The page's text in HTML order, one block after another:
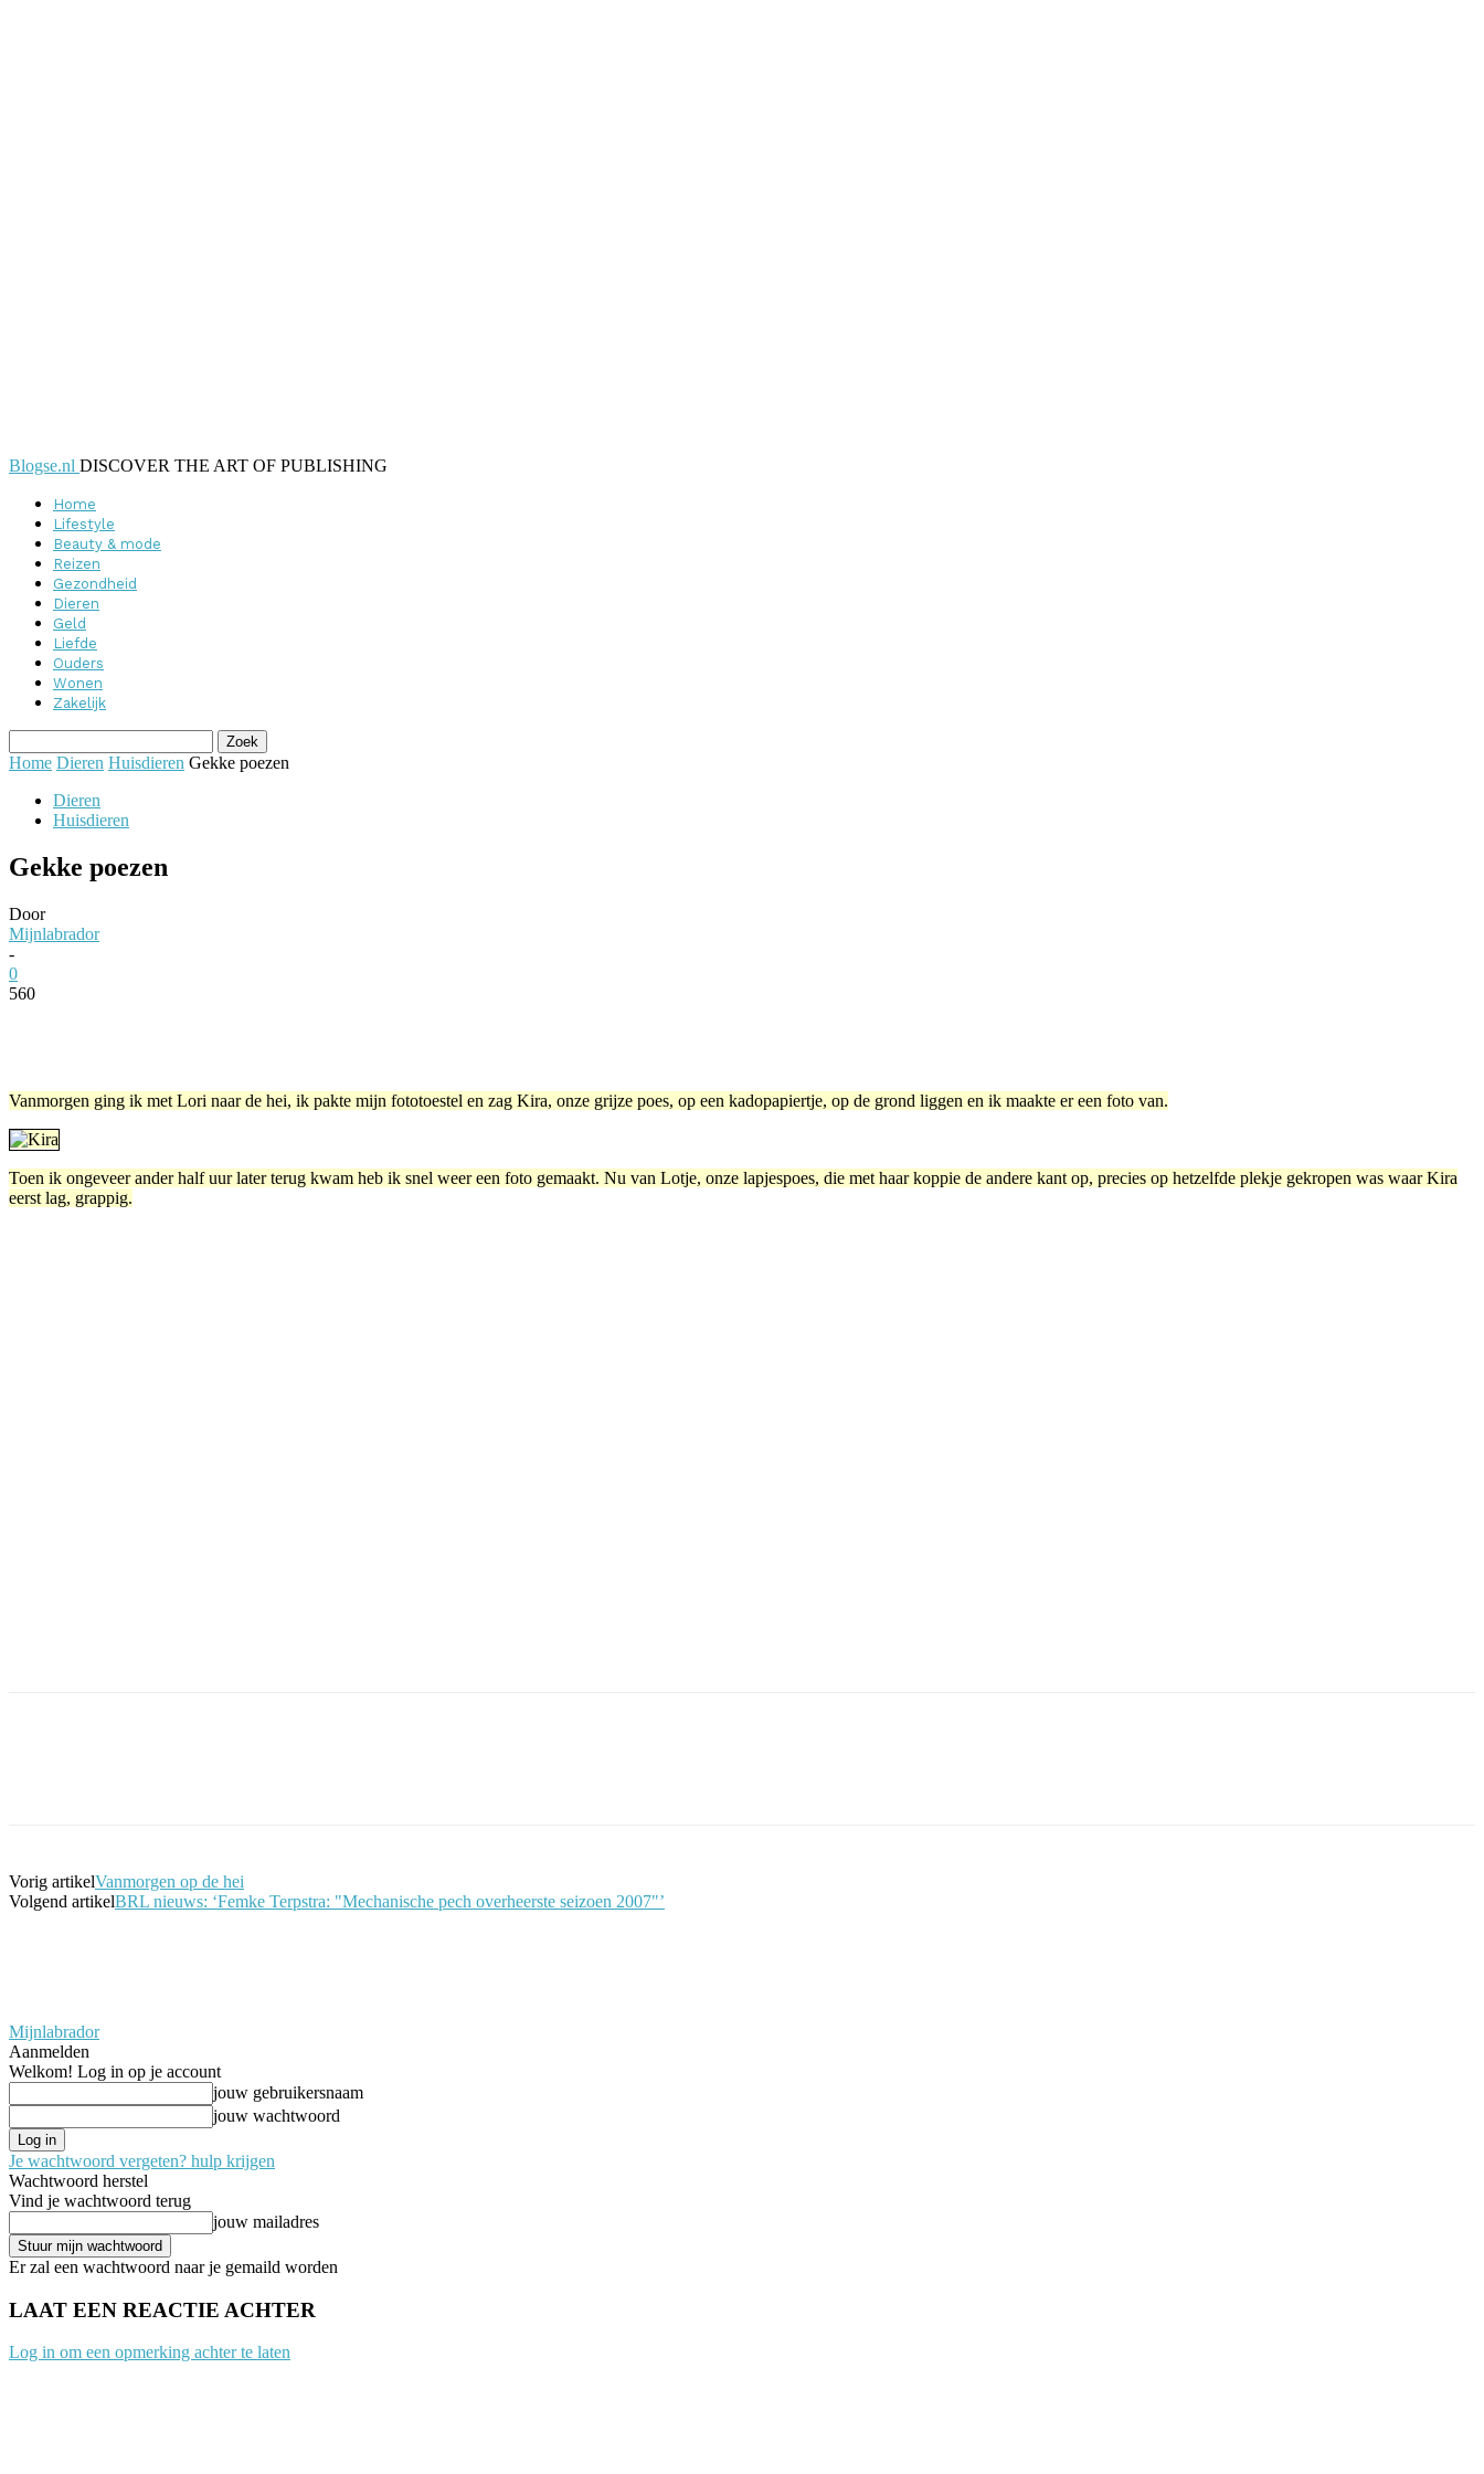
Blogse.nl DISCOVER THE ART OF PUBLISHING
Home
Lifestyle
Beauty & mode
Reizen
Gezondheid
Dieren
Geld
Liefde
Ouders
Wonen
Zakelijk
Home Dieren Huisdieren Gekke poezen
Dieren
Huisdieren
Gekke poezen
Door
Mijnlabrador
-
0
560
Vanmorgen ging ik met Lori naar de hei, ik pakte mijn fototoestel en zag Kira, onze grijze poes, op een kadopapiertje, op de grond liggen en ik maakte er een foto van.
Toen ik ongeveer ander half uur later terug kwam heb ik snel weer een foto gemaakt. Nu van Lotje, onze lapjespoes, die met haar koppie de andere kant op, precies op hetzelfde plekje gekropen was waar Kira
eerst lag, grappig.
Vorig artikelVanmorgen op de hei
Volgend artikelBRL nieuws: ‘Femke Terpstra: "Mechanische pech overheerste seizoen 2007"’
Mijnlabrador
Aanmelden
Welkom! Log in op je account
jouw gebruikersnaam
jouw wachtwoord
Je wachtwoord vergeten? hulp krijgen
Wachtwoord herstel
Vind je wachtwoord terug
jouw mailadres
Er zal een wachtwoord naar je gemaild worden
LAAT EEN REACTIE ACHTER
Log in om een opmerking achter te laten